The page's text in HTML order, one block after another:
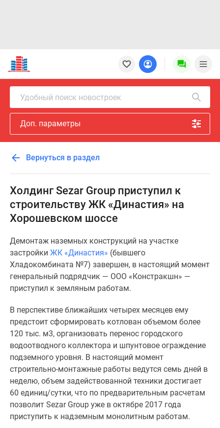
Новостройки
Квартиры
Ипотека
Новостройки
Москвы
Новостройки
Подмосковья
Новостройки
Москвы
Готовые
новостройки
Новостройки
карте
предложения
Коммерческие
помещения
Продавцы
Панорамы
новостроек
Видеообзор
новостроек
Экспертиза
новостроек
Экология
Москвы
Подмосковья
Удобный поиск новостроек
Доп. параметры
Вернуться в раздел
Холдинг Sezar Group приступил к
строительству ЖК «Династия» на
Хорошевском шоссе
Демонтаж наземных конструкций на участке
застройки ЖК «Династия» (бывшего
Хладокомбината №7) завершен, в настоящий момент
генеральный подрядчик — ООО «Констракшн» —
приступил к земляным работам.
В перспективе ближайших четырех месяцев ему
предстоит сформировать котлован объемом более
120 тыс. м3, организовать перенос городского
водоотводного коллектора и шпунтовое ограждение
подземного уровня. В настоящий момент
строительно-монтажные работы ведутся семь дней в
неделю, объем задействованной техники достигает
60 единиц/сутки, что по предварительным расчетам
позволит Sezar Group уже в октябре 2017 года
приступить к надземным монолитным работам.